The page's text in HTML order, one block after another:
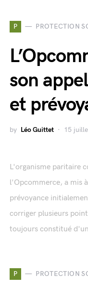
P PROTECTION
son
et
by Léo Guittet 15
L'organisme paritaire
l'Opcommerce, a mis
prévoyance
corriger plusieurs
toujours constitué
P PROTECTION